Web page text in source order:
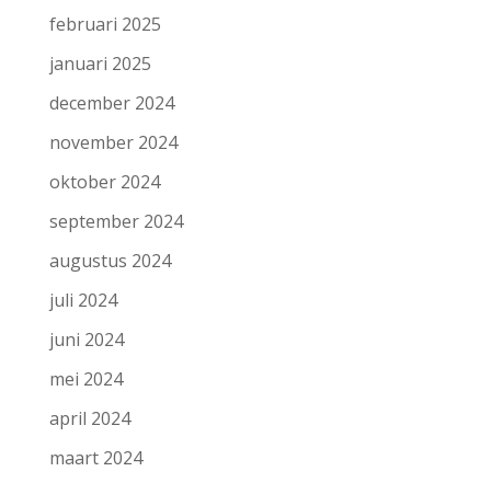
februari 2025
januari 2025
december 2024
november 2024
oktober 2024
september 2024
augustus 2024
juli 2024
juni 2024
mei 2024
april 2024
maart 2024